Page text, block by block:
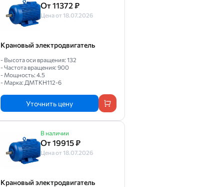
От 11372 ₽
Цена от 18.07.2026
Крановый электродвигатель
- Высота оси вращения: 132
- Частота вращения: 900
- Мощность: 4.5
- Марка: ДМТКН112-6
Уточнить цену
В наличии
От 19915 ₽
Цена от 18.07.2026
Крановый электродвигатель